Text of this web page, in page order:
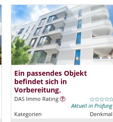
Ein passendes Objekt
befindet sich in
Vorbereitung.
DAS Immo Rating
Aktuell in Prüfung
Kategorien
Denkmal